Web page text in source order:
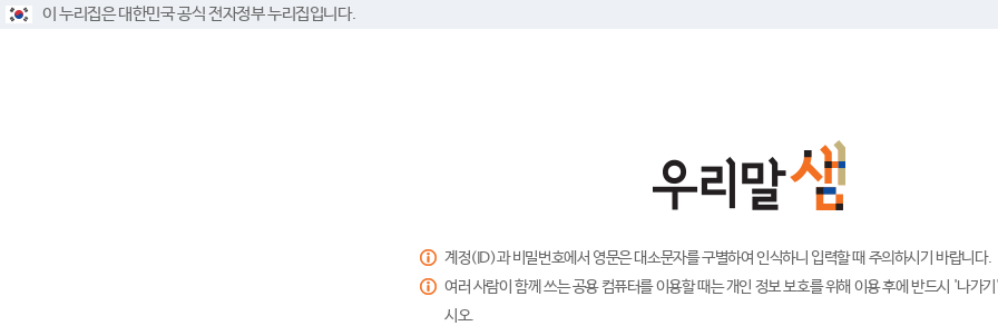
이 누리집은 대한민국 공식 전자정부 누리집입니다.
계정(ID)과 비밀번호에서 영문은 대소문자를 구별하여 인식하니 입력할 때 주의하시기 바랍니다.
여러 사람이 함께 쓰는 공용 컴퓨터를 이용할 때는 개인 정보 보호를 위해 이용 후에 반드시 '나가
시오.